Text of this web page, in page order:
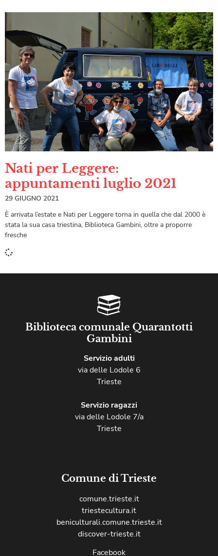
Nati per Leggere:
appuntamenti luglio 2021
29 GIUGNO 2021
È arrivata l’estate e Nati per Leggere torna in quella che dal 2000 è
stata la sua casa triestina, Biblioteca Gambini, oltre a proporre
fresche
Biblioteca comunale Quarantotti
Gambini
Servizio adulti
via delle Lodole 6
Trieste
Servizio ragazzi
via delle Lodole 7/a
Trieste
Comune di Trieste
comune.trieste.it
triestecultura.it
beniculturali.comune.trieste.it
discover-trieste.it
Facebook